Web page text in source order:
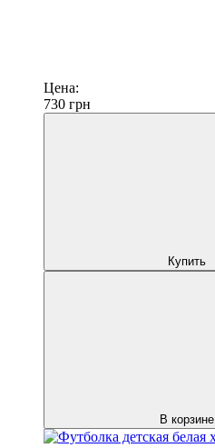
Цена:
730 грн
Купить
В корзине